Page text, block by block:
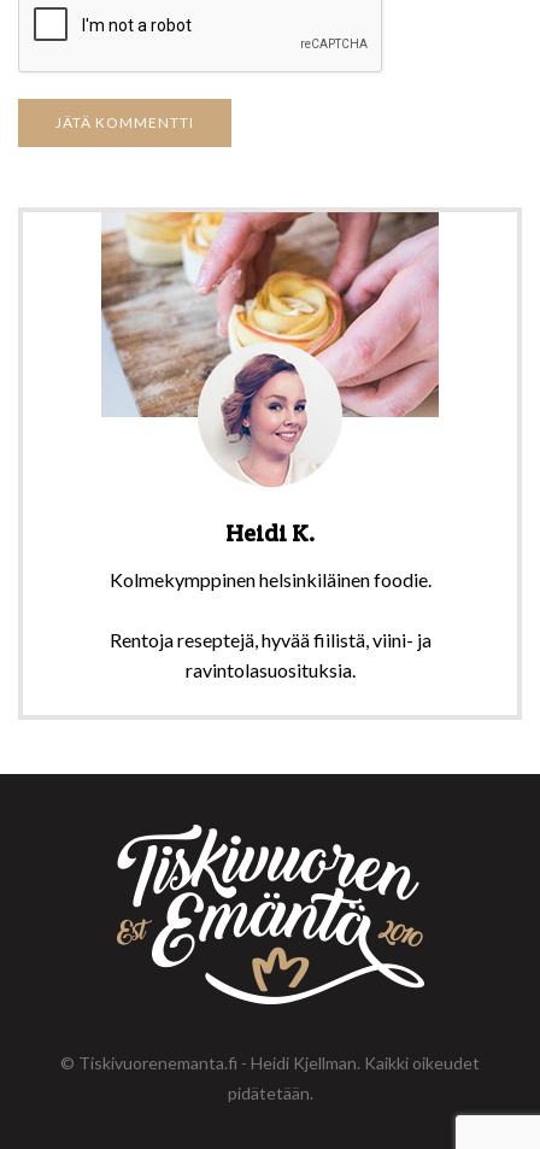
Heidi K.
Kolmekymppinen helsinkiläinen foodie.
Rentoja reseptejä, hyvää fiilistä, viini- ja
ravintolasuosituksia.
© Tiskivuorenemanta.fi - Heidi Kjellman. Kaikki oikeudet
pidätetään.